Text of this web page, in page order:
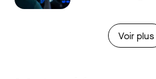
Voir plus